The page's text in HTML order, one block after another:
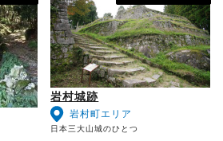
岩村城跡
岩村町エリア
日本三大山城のひとつ